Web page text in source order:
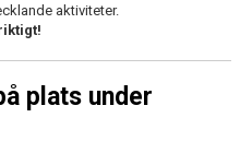
aktiviteter.
plats under